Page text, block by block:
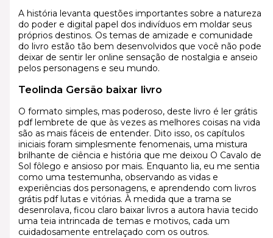
A história levanta questões importantes sobre a natureza
do poder e digital papel dos indivíduos em moldar seus
próprios destinos. Os temas de amizade e comunidade
do livro estão tão bem desenvolvidos que você não pode
deixar de sentir ler online sensação de nostalgia e anseio
pelos personagens e seu mundo.
Teolinda Gersão baixar livro
O formato simples, mas poderoso, deste livro é ler grátis
pdf lembrete de que às vezes as melhores coisas na vida
são as mais fáceis de entender. Dito isso, os capítulos
iniciais foram simplesmente fenomenais, uma mistura
brilhante de ciência e história que me deixou O Cavalo de
Sol fôlego e ansioso por mais. Enquanto lia, eu me sentia
como uma testemunha, observando as vidas e
experiências dos personagens, e aprendendo com livros
grátis pdf lutas e vitórias. À medida que a trama se
desenrolava, ficou claro baixar livros a autora havia tecido
uma teia intrincada de temas e motivos, cada um
cuidadosamente entrelaçado com os outros.